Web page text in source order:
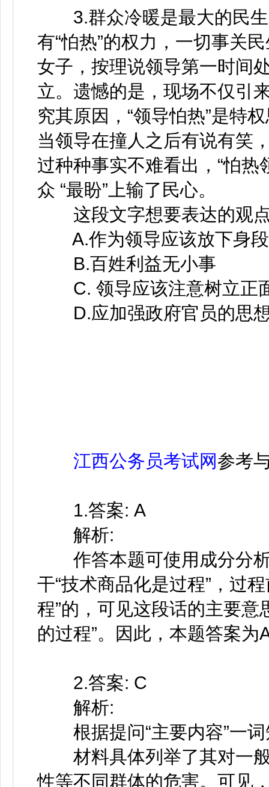
3.群众冷暖是最大的民生
有“怕热”的权力，一切事关
女子，按理说领导第一时间
立。遗憾的是，现场不仅引
究其原因，“领导怕热”是特
当领导在撞人之后有说有笑
过种种事实不难看出，“怕热
众 “最盼”上输了民心。
这段文字想要表达的观
A.作为领导应该放下身段
B.百姓利益无小事
C. 领导应该注意树立正面
D.应加强政府官员的思想
江西公务员考试网参考
1.答案: A
解析:
作答本题可使用成分分析
干“技术商品化是过程”，过
程”的，可见这段话的主要意
的过程”。因此，本题答案为
2.答案: C
解析:
根据提问“主要内容”一词
材料具体列举了其对一般
性等不同群体的危害。可见